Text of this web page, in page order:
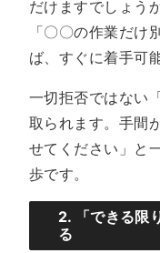
だけますでしょう
「〇〇の作業だけ
ば、すぐに着手可
一切拒否ではない
取られます。手間
せてください」と
歩です。
2. 「できる限
る